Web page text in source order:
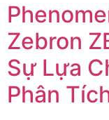
Zebron
Sự Lựa
Phân